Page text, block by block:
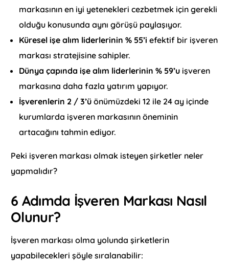
markasının en iyi yetenekleri cezbetmek için gerekli
olduğu konusunda aynı görüşü paylaşıyor.
Küresel işe alım liderlerinin % 55’i efektif bir işveren
markası stratejisine sahipler.
Dünya çapında işe alım liderlerinin % 59’u işveren
markasına daha fazla yatırım yapıyor.
İşverenlerin 2 / 3’ü önümüzdeki 12 ile 24 ay içinde
kurumlarda işveren markasının öneminin
artacağını tahmin ediyor.
Peki işveren markası olmak isteyen şirketler neler
yapmalıdır?
6 Adımda İşveren Markası Nasıl
Olunur?
İşveren markası olma yolunda şirketlerin
yapabilecekleri şöyle sıralanabilir: